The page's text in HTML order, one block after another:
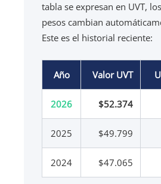
tabla se expresan en UVT,
pesos cambian
Este es el historial reciente:
Año Valor UVT
2026 $52.374
2025 $49.799
2024 $47.065